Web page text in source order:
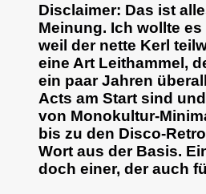
Disclaimer: Das ist
Meinung. Ich wollte
weil der nette Kerl
eine Art Leithammel,
ein paar Jahren
Acts am Start sind
von Monokultur-
bis zu den Disco-
Wort aus der Basis.
doch einer, der auch